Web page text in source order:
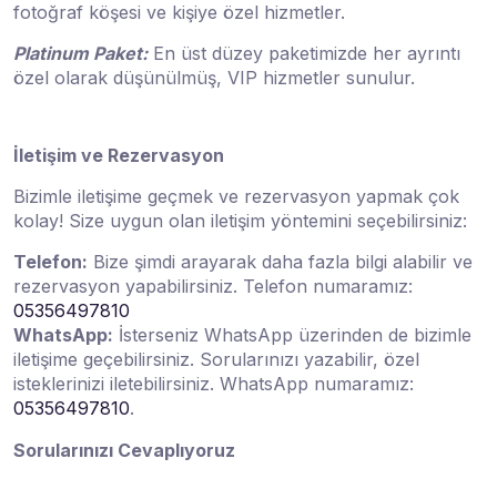
fotoğraf köşesi ve kişiye özel hizmetler.
Platinum Paket:En üst düzey paketimizde her ayrıntı
özel olarak düşünülmüş, VIP hizmetler sunulur.
İletişim ve Rezervasyon
Bizimle iletişime geçmek ve rezervasyon yapmak çok
kolay! Size uygun olan iletişim yöntemini seçebilirsiniz:
Telefon: Bize şimdi arayarak daha fazla bilgi alabilir ve
rezervasyon yapabilirsiniz. Telefon numaramız:
05356497810
WhatsApp: İsterseniz WhatsApp üzerinden de bizimle
iletişime geçebilirsiniz. Sorularınızı yazabilir, özel
isteklerinizi iletebilirsiniz. WhatsApp numaramız:
05356497810.
Sorularınızı Cevaplıyoruz